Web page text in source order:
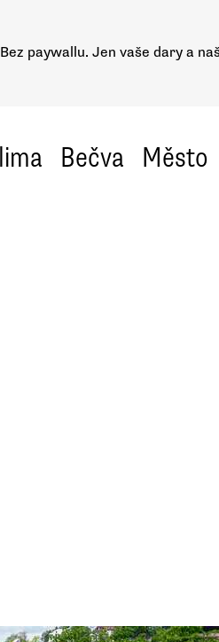
paywallu. Jen vaše dary a
Bečva Město